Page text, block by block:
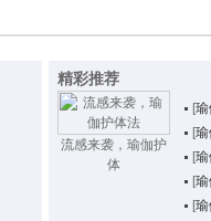
精彩推荐
流感来袭，瑜伽护
体
[
[
[
[
[